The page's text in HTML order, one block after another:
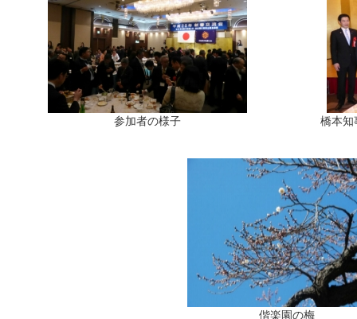
参加者の様子 橋本知
偕楽園の梅